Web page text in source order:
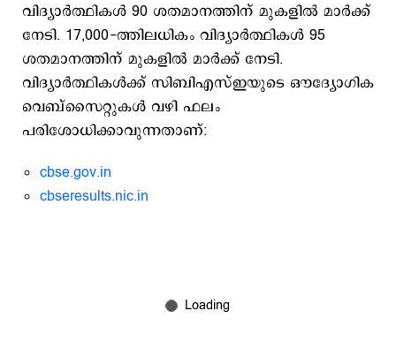
വിദ്യാർത്ഥികള്‍ 90 ശതമാനത്തിന് മുകളിൽ മാർക്ക്
നേടി. 17,000-ത്തിലധികം വിദ്യാർത്ഥികൾ 95
ശതമാനത്തിന് മുകളിൽ മാർക്ക് നേടി.
വിദ്യാർത്ഥികൾക്ക് സിബിഎസ്ഇയുടെ ഔദ്യോഗിക
വെബ്സൈറ്റുകൾ വഴി ഫലം
പരിശോധിക്കാവുന്നതാണ്:
cbse.gov.in
cbseresults.nic.in